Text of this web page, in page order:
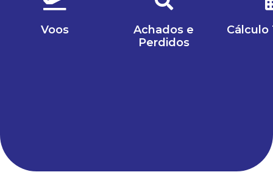
Voos
Achados e
Perdidos
Cálculo